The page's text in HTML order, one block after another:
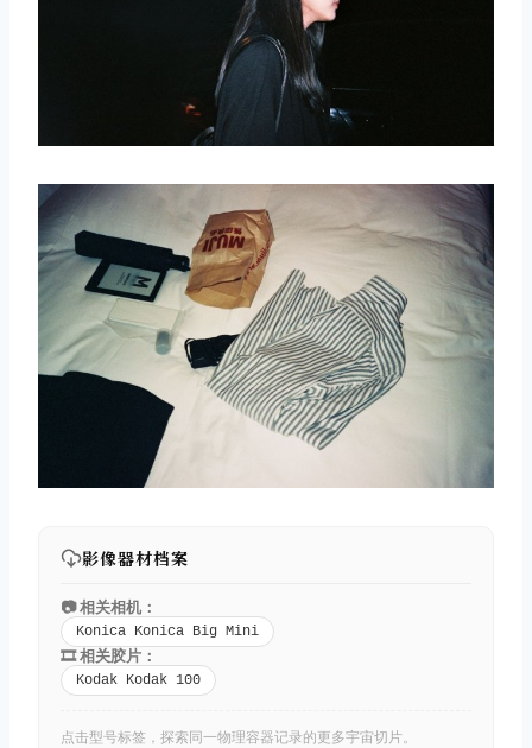
影像器材档案
📷 相关相机：
Konica Konica Big Mini
🎞️ 相关胶片：
Kodak Kodak 100
点击型号标签，探索同一物理容器记录的更多宇宙切片。